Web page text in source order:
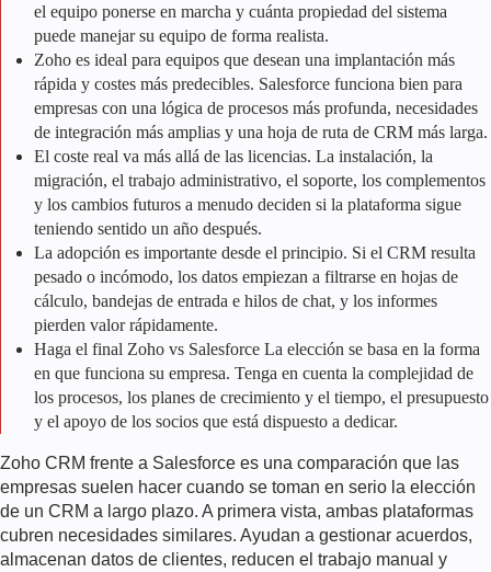
el equipo ponerse en marcha y cuánta propiedad del sistema
puede manejar su equipo de forma realista.
Zoho es ideal para equipos que desean una implantación más
rápida y costes más predecibles. Salesforce funciona bien para
empresas con una lógica de procesos más profunda, necesidades
de integración más amplias y una hoja de ruta de CRM más larga.
El coste real va más allá de las licencias. La instalación, la
migración, el trabajo administrativo, el soporte, los complementos
y los cambios futuros a menudo deciden si la plataforma sigue
teniendo sentido un año después.
La adopción es importante desde el principio. Si el CRM resulta
pesado o incómodo, los datos empiezan a filtrarse en hojas de
cálculo, bandejas de entrada e hilos de chat, y los informes
pierden valor rápidamente.
Haga el final Zoho vs Salesforce La elección se basa en la forma
en que funciona su empresa. Tenga en cuenta la complejidad de
los procesos, los planes de crecimiento y el tiempo, el presupuesto
y el apoyo de los socios que está dispuesto a dedicar.
Zoho CRM frente a Salesforce es una comparación que las
empresas suelen hacer cuando se toman en serio la elección
de un CRM a largo plazo. A primera vista, ambas plataformas
cubren necesidades similares. Ayudan a gestionar acuerdos,
almacenan datos de clientes, reducen el trabajo manual y